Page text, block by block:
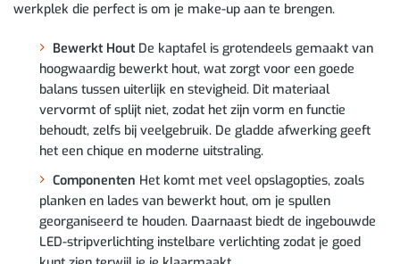
werkplek die perfect is om je make-up aan te brengen.
Bewerkt HoutDe kaptafel is grotendeels gemaakt van
hoogwaardig bewerkt hout, wat zorgt voor een goede
balans tussen uiterlijk en stevigheid. Dit materiaal
vervormt of splijt niet, zodat het zijn vorm en functie
behoudt, zelfs bij veelgebruik. De gladde afwerking geeft
het een chique en moderne uitstraling.
Componenten Het komt met veel opslagopties, zoals
planken en lades van bewerkt hout, om je spullen
georganiseerd te houden. Daarnaast biedt de ingebouwde
LED-stripverlichting instelbare verlichting zodat je goed